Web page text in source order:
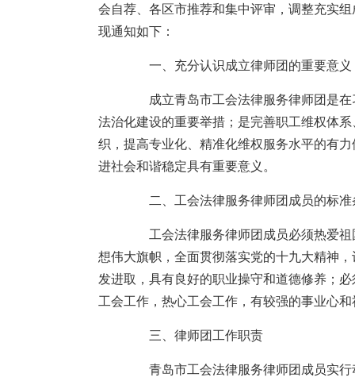
会自荐、各区市推荐和集中评审，调整充实
现通知如下：
一、充分认识成立律师团的重要意义
成立青岛市工会法律服务律师团是在
法治化建设的重要举措；是完善职工维权体
织，提高专业化、精准化维权服务水平的有
进社会和谐稳定具有重要意义。
二、工会法律服务律师团成员的标准
工会法律服务律师团成员必须热爱祖
想伟大旗帜，全面贯彻落实党的十九大精神
发进取，具有良好的职业操守和道德修养；
工会工作，热心工会工作，有较强的事业心
三、律师团工作职责
青岛市工会法律服务律师团成员实行